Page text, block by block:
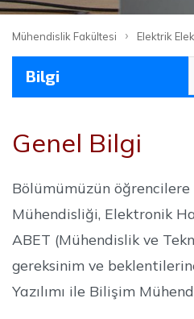
Mühendislik Fakültesi › Elektrik
Bilgi
Genel Bilgi
Bölümümüzün
Mühendisliği, Elektronik
ABET (Mühendislik ve
gereksinim ve
Yazılımı ile Bilişim